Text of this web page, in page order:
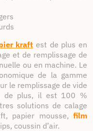
kraft est de plus en
et de remplissage de
ou en machine. Le
de la gamme
le remplissage de vide
de plus, il est 100 %
solutions de calage
papier mousse, film
coussin d’air.